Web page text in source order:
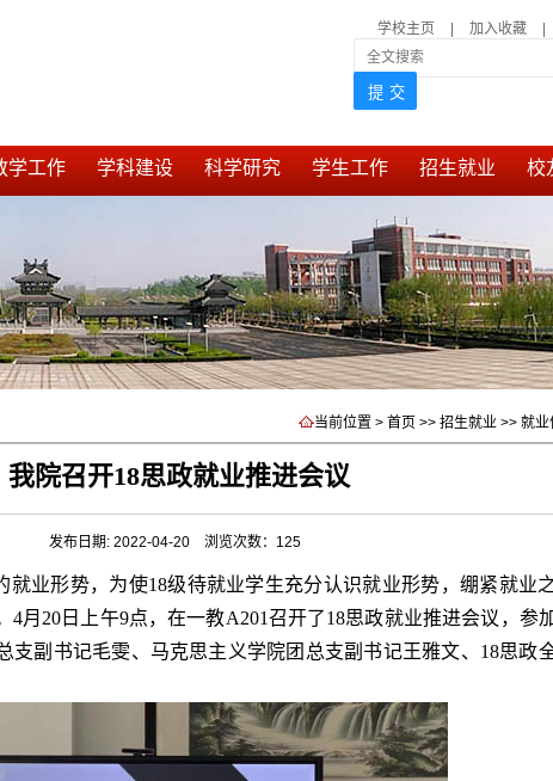
学校主页 加入收藏
学工作 学科建设 科学研究 学生工作 招生就业 校
当前位置 > 首页 >> 招生就业 >> 就业
我院召开18思政就业推进会议
发布日期: 2022-04-20 浏览次数： 125
就业形势，为使18级待就业学生充分认识就业形势，绷紧就业之
4月20日上午9点，在一教A201召开了18思政就业推进会议，参
支副书记毛雯、马克思主义学院团总支副书记王雅文、18思政